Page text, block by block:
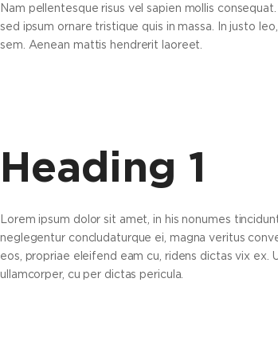
Nam pellentesque risus vel sapien mollis
sed ipsum ornare tristique quis in massa. In justo
sem. Aenean mattis hendrerit laoreet.
Heading 1
Lorem ipsum dolor sit amet, in his nonumes
neglegentur concludaturque ei, magna veritus
eos, propriae eleifend eam cu, ridens dictas vix ex.
ullamcorper, cu per dictas pericula.